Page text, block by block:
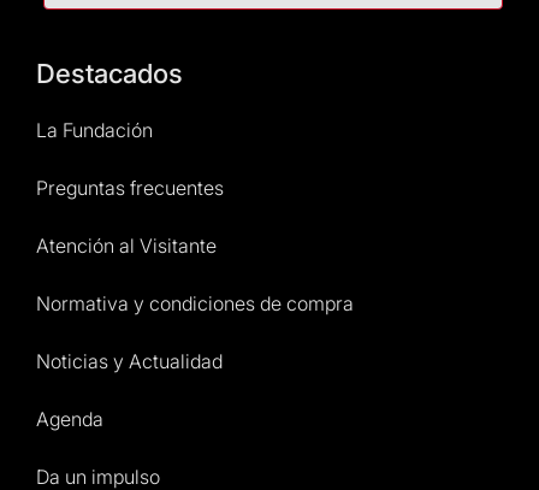
Destacados
La Fundación
Preguntas frecuentes
Atención al Visitante
Normativa y condiciones de compra
Noticias y Actualidad
Agenda
Da un impulso